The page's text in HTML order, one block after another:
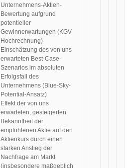
Unternehmens-Aktien-
Bewertung aufgrund
potentieller
Gewinnerwartungen (KGV
Hochrechnung)
Einschätzung des von uns
erwarteten Best-Case-
Szenarios im absoluten
Erfolgsfall des
Unternehmens (Blue-Sky-
Potential-Ansatz)
Effekt der von uns
erwarteten, gesteigerten
Bekanntheit der
empfohlenen Aktie auf den
Aktienkurs durch einen
starken Anstieg der
Nachfrage am Markt
(insbesondere maßgeblich